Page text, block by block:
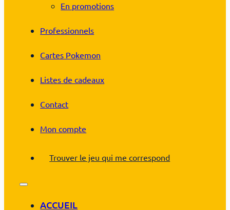
En promotions
Professionnels
Cartes Pokemon
Listes de cadeaux
Contact
Mon compte
Trouver le jeu qui me correspond
ACCUEIL